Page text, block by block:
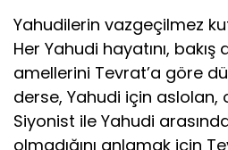
Yahudilerin vazgeçilmez
Her Yahudi hayatını, bakış
amellerini Tevrat’a göre
derse, Yahudi için aslolan,
Siyonist ile Yahudi
olmadığını anlamak için